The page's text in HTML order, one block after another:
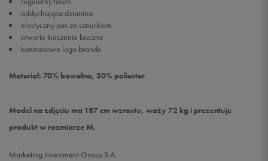
oddychająca dzianina
elastyczny pas ze sznurkiem
otwarte kieszenie boczne
kontrastowe logo brandu
Materiał: 70% bawełna, 30% poliester
Model na zdjęciu ma 187 cm wzrostu, waży 72 kg i prezentuje
produkt w rozmiarze M.
Marketing Investment Group S.A.